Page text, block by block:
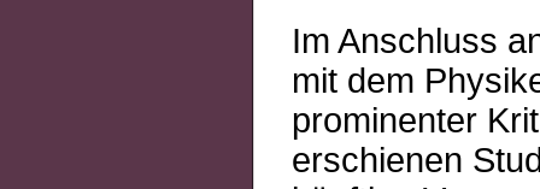
Im Anschluss
mit dem
prominenter
erschienen